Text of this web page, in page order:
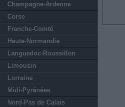
Champagne-Ardenne
Corse
Franche-Comté
Haute-Normandie
Languedoc-Roussillon
Limousin
Lorraine
Midi-Pyrénées
Nord-Pas de Calais